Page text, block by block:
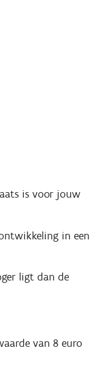
is voor jouw
in een
ligt dan de
van 8 euro